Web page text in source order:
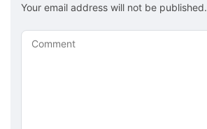
Your email address will not be published.
Comment